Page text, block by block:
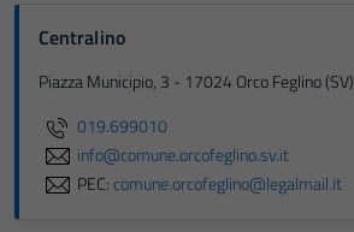
Centralino
Piazza Municipio, 3 - 17024 Orco Feglino (SV)
019.699010
info@comune.orcofeglino.sv.it
PEC:comune.orcofeglino@legalmail.it